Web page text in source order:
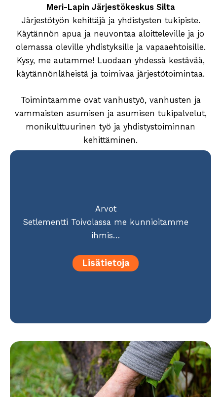
Meri-Lapin Järjestökeskus Silta
Järjestötyön kehittäjä ja yhdistysten tukipiste.
Käytännön apua ja neuvontaa aloitteleville ja jo
olemassa oleville yhdistyksille ja vapaaehtoisille.
Kysy, me autamme! Luodaan yhdessä kestävää,
käytännönläheistä ja toimivaa järjestötoimintaa.
Toimintaamme ovat vanhustyö, vanhusten ja
vammaisten asumisen ja asumisen tukipalvelut,
monikulttuurinen työ ja yhdistystoiminnan
kehittäminen.
Arvot
Setlementti Toivolassa me kunnioitamme
ihmis…
Lisätietoja